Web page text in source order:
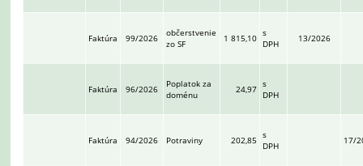
Faktúra 99/2026
občerstvenie
zo SF
1 815,10 s
DPH
13/2026
Faktúra 96/2026
Poplatok za
doménu
24,97 s
DPH
Faktúra 94/2026 Potraviny 202,85 s
DPH
17/